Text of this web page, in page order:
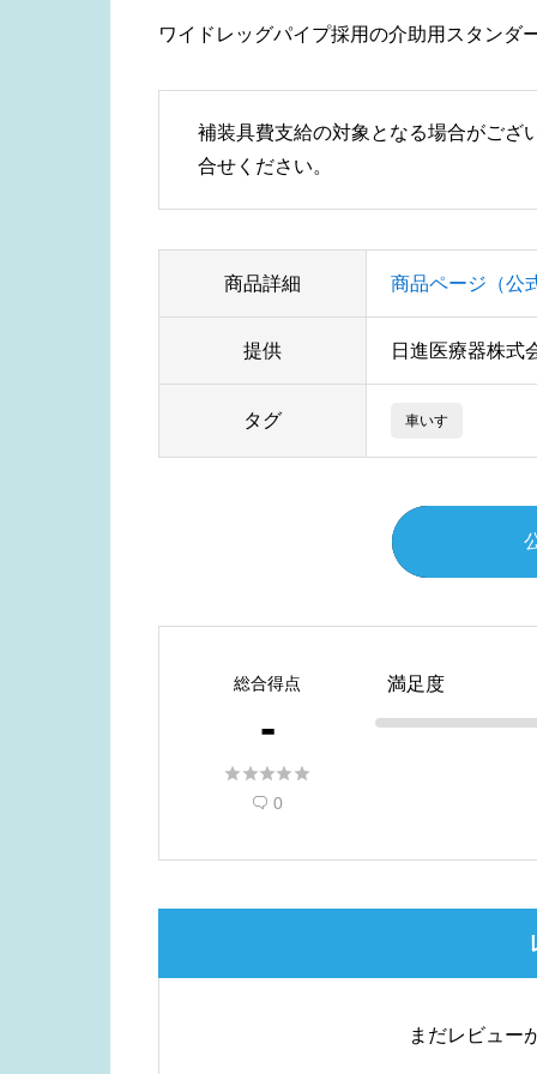
ワイドレッグパイプ採用の介助用スタンダ
補装具費支給の対象となる場合がござ
合せください。
商品詳細 商品ページ（公
提供 日進医療器株式
タグ 車いす
総合得点
-

 0
満足度
まだレビュー